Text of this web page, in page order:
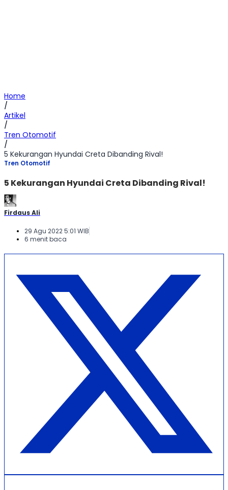
Home
/
Artikel
/
Tren Otomotif
/
5 Kekurangan Hyundai Creta Dibanding Rival!
Tren Otomotif
5 Kekurangan Hyundai Creta Dibanding Rival!
Firdaus Ali
29 Agu 2022 5:01 WIB
6 menit baca